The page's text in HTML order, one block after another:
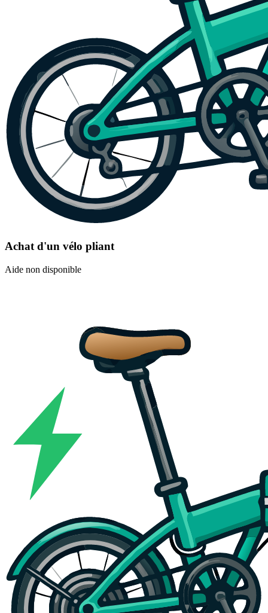
Achat d'un vélo pliant
Aide non disponible